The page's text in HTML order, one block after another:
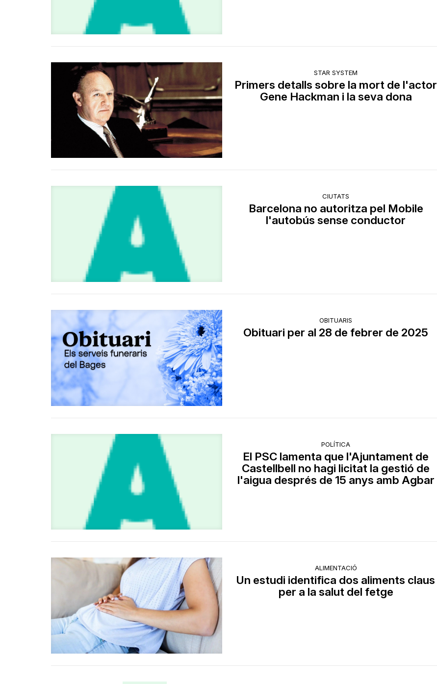
STAR SYSTEM
Primers detalls sobre la mort de l'actor
Gene Hackman i la seva dona
CIUTATS
Barcelona no autoritza pel Mobile
l'autobús sense conductor
OBITUARIS
Obituari per al 28 de febrer de 2025
POLÍTICA
El PSC lamenta que l'Ajuntament de
Castellbell no hagi licitat la gestió de
l'aigua després de 15 anys amb Agbar
ALIMENTACIÓ
Un estudi identifica dos aliments claus
per a la salut del fetge